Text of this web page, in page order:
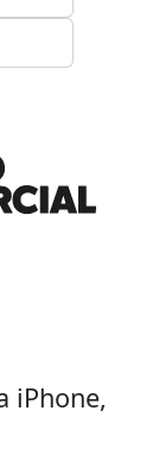
iPhone,